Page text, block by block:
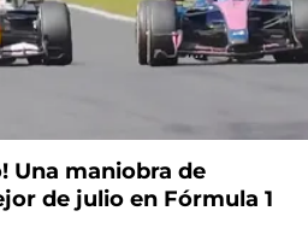
Una maniobra de
de julio en Fórmula 1